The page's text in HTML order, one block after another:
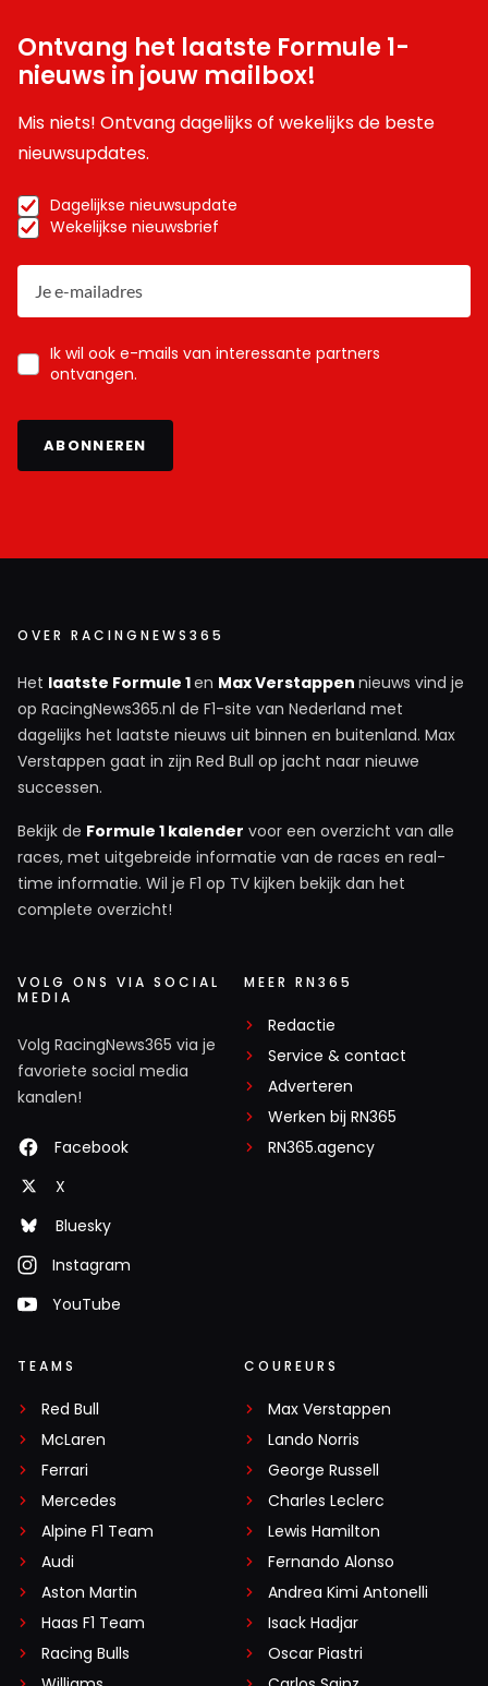
Ontvang het laatste Formule 1-
nieuws in jouw mailbox!
Mis niets! Ontvang dagelijks of wekelijks de beste
nieuwsupdates.
Dagelijkse nieuwsupdate
Wekelijkse nieuwsbrief
Ik wil ook e-mails van interessante partners
ontvangen.
ABONNEREN
OVER RACINGNEWS365
Het laatste Formule 1en Max Verstappen nieuws vind je
op RacingNews365.nl de F1-site van Nederland met
dagelijks het laatste nieuws uit binnen en buitenland. Max
Verstappen gaat in zijn Red Bull op jacht naar nieuwe
successen.
Bekijk de Formule 1 kalender voor een overzicht van alle
races, met uitgebreide informatie van de races en real-
time informatie. Wil je F1 op TV kijken bekijk dan het
complete overzicht!
VOLG ONS VIA SOCIAL
MEDIA
Volg RacingNews365 via je
favoriete social media
kanalen!
Facebook
X
Bluesky
Instagram
YouTube
MEER RN365
Redactie
Service & contact
Adverteren
Werken bij RN365
RN365.agency
TEAMS
Red Bull
McLaren
Ferrari
Mercedes
Alpine F1 Team
Audi
Aston Martin
Haas F1 Team
Racing Bulls
COUREURS
Max Verstappen
Lando Norris
George Russell
Charles Leclerc
Lewis Hamilton
Fernando Alonso
Andrea Kimi Antonelli
Isack Hadjar
Oscar Piastri